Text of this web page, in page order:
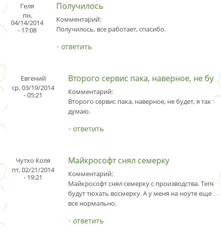
Геля
пн,
04/14/2014
- 17:08
Получилось
Комментарий:
Получилось, все работает, спасибо.
ответить
Евгений
ср, 03/19/2014
- 05:21
Второго сервис пака, наверное, не
Комментарий:
Второго сервис пака, наверное, не будет, я так
думаю.
ответить
Чутхо Коля
пт, 02/21/2014
- 19:21
Майкрософт снял семерку
Комментарий:
Майкрософт снял семерку с производства.
будут тюхать восмерку. А у меня на ноуте еще
все нормально.
ответить